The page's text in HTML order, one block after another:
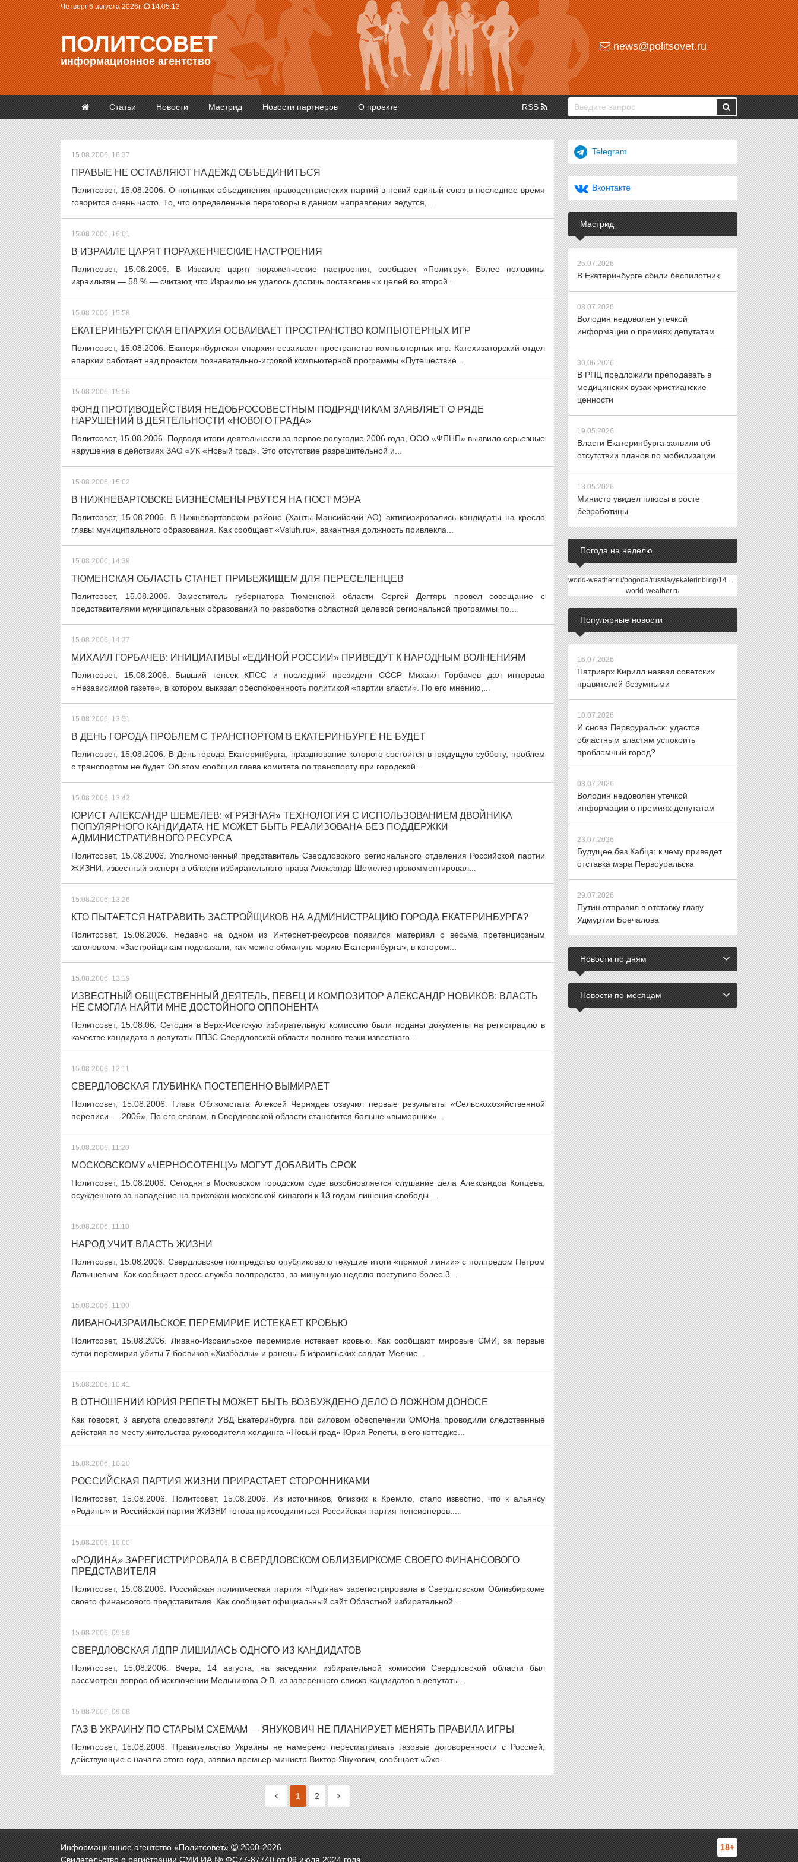
Четверг 6 августа 2026г. 14:05:14
ПОЛИТСОВЕТ
информационное агентство
news@politsovet.ru
Статьи Новости Мастрид Новости партнеров О проекте RSS
15.08.2006, 16:37
ПРАВЫЕ НЕ ОСТАВЛЯЮТ НАДЕЖД ОБЪЕДИНИТЬСЯ
Политсовет, 15.08.2006. О попытках объединения правоцентристских партий в некий единый союз в последнее время
говорится очень часто. То, что определенные переговоры в данном направлении ведутся,...
15.08.2006, 16:01
В ИЗРАИЛЕ ЦАРЯТ ПОРАЖЕНЧЕСКИЕ НАСТРОЕНИЯ
Политсовет, 15.08.2006. В Израиле царят пораженческие настроения, сообщает «Полит.ру». Более половины
израильтян — 58 % — считают, что Израилю не удалось достичь поставленных целей во второй...
15.08.2006, 15:58
ЕКАТЕРИНБУРГСКАЯ ЕПАРХИЯ ОСВАИВАЕТ ПРОСТРАНСТВО КОМПЬЮТЕРНЫХ ИГР
Политсовет, 15.08.2006. Екатеринбургская епархия осваивает пространство компьютерных игр. Катехизаторский отдел
епархии работает над проектом познавательно-игровой компьютерной программы «Путешествие...
15.08.2006, 15:56
ФОНД ПРОТИВОДЕЙСТВИЯ НЕДОБРОСОВЕСТНЫМ ПОДРЯДЧИКАМ ЗАЯВЛЯЕТ О РЯДЕ
НАРУШЕНИЙ В ДЕЯТЕЛЬНОСТИ «НОВОГО ГРАДА»
Политсовет, 15.08.2006. Подводя итоги деятельности за первое полугодие 2006 года, ООО «ФПНП» выявило серьезные
нарушения в действиях ЗАО «УК «Новый град». Это отсутствие разрешительной и...
15.08.2006, 15:02
В НИЖНЕВАРТОВСКЕ БИЗНЕСМЕНЫ РВУТСЯ НА ПОСТ МЭРА
Политсовет, 15.08.2006. В Нижневартовском районе (Ханты-Мансийский АО) активизировались кандидаты на кресло
главы муниципального образования. Как сообщает «Vsluh.ru», вакантная должность привлекла...
15.08.2006, 14:39
ТЮМЕНСКАЯ ОБЛАСТЬ СТАНЕТ ПРИБЕЖИЩЕМ ДЛЯ ПЕРЕСЕЛЕНЦЕВ
Политсовет, 15.08.2006. Заместитель губернатора Тюменской области Сергей Дегтярь провел совещание с
представителями муниципальных образований по разработке областной целевой региональной программы по...
15.08.2006, 14:27
МИХАИЛ ГОРБАЧЕВ: ИНИЦИАТИВЫ «ЕДИНОЙ РОССИИ» ПРИВЕДУТ К НАРОДНЫМ ВОЛНЕНИЯМ
Политсовет, 15.08.2006. Бывший генсек КПСС и последний президент СССР Михаил Горбачев дал интервью
«Независимой газете», в котором выказал обеспокоенность политикой «партии власти». По его мнению,...
15.08.2006, 13:51
В ДЕНЬ ГОРОДА ПРОБЛЕМ С ТРАНСПОРТОМ В ЕКАТЕРИНБУРГЕ НЕ БУДЕТ
Политсовет, 15.08.2006. В День города Екатеринбурга, празднование которого состоится в грядущую субботу, проблем
с транспортом не будет. Об этом сообщил глава комитета по транспорту при городской...
15.08.2006, 13:42
ЮРИСТ АЛЕКСАНДР ШЕМЕЛЕВ: «ГРЯЗНАЯ» ТЕХНОЛОГИЯ С ИСПОЛЬЗОВАНИЕМ ДВОЙНИКА
ПОПУЛЯРНОГО КАНДИДАТА НЕ МОЖЕТ БЫТЬ РЕАЛИЗОВАНА БЕЗ ПОДДЕРЖКИ
АДМИНИСТРАТИВНОГО РЕСУРСА
Политсовет, 15.08.2006. Уполномоченный представитель Свердловского регионального отделения Российской партии
ЖИЗНИ, известный эксперт в области избирательного права Александр Шемелев прокомментировал...
15.08.2006, 13:26
КТО ПЫТАЕТСЯ НАТРАВИТЬ ЗАСТРОЙЩИКОВ НА АДМИНИСТРАЦИЮ ГОРОДА ЕКАТЕРИНБУРГА?
Политсовет, 15.08.2006. Недавно на одном из Интернет-ресурсов появился материал с весьма претенциозным
заголовком: «Застройщикам подсказали, как можно обмануть мэрию Екатеринбурга», в котором...
15.08.2006, 13:19
ИЗВЕСТНЫЙ ОБЩЕСТВЕННЫЙ ДЕЯТЕЛЬ, ПЕВЕЦ И КОМПОЗИТОР АЛЕКСАНДР НОВИКОВ: ВЛАСТЬ
НЕ СМОГЛА НАЙТИ МНЕ ДОСТОЙНОГО ОППОНЕНТА
Политсовет, 15.08.06. Сегодня в Верх-Исетскую избирательную комиссию были поданы документы на регистрацию в
качестве кандидата в депутаты ППЗС Свердловской области полного тезки известного...
15.08.2006, 12:11
СВЕРДЛОВСКАЯ ГЛУБИНКА ПОСТЕПЕННО ВЫМИРАЕТ
Политсовет, 15.08.2006. Глава Облкомстата Алексей Чернядев озвучил первые результаты «Сельскохозяйственной
переписи — 2006». По его словам, в Свердловской области становится больше «вымерших»...
15.08.2006, 11:20
МОСКОВСКОМУ «ЧЕРНОСОТЕНЦУ» МОГУТ ДОБАВИТЬ СРОК
Политсовет, 15.08.2006. Сегодня в Московском городском суде возобновляется слушание дела Александра Копцева,
осужденного за нападение на прихожан московской синагоги к 13 годам лишения свободы....
15.08.2006, 11:10
НАРОД УЧИТ ВЛАСТЬ ЖИЗНИ
Политсовет, 15.08.2006. Свердловское полпредство опубликовало текущие итоги «прямой линии» с полпредом Петром
Латышевым. Как сообщает пресс-служба полпредства, за минувшую неделю поступило более 3...
15.08.2006, 11:00
ЛИВАНО-ИЗРАИЛЬСКОЕ ПЕРЕМИРИЕ ИСТЕКАЕТ КРОВЬЮ
Политсовет, 15.08.2006. Ливано-Израильское перемирие истекает кровью. Как сообщают мировые СМИ, за первые
сутки перемирия убиты 7 боевиков «Хизболлы» и ранены 5 израильских солдат. Мелкие...
15.08.2006, 10:41
В ОТНОШЕНИИ ЮРИЯ РЕПЕТЫ МОЖЕТ БЫТЬ ВОЗБУЖДЕНО ДЕЛО О ЛОЖНОМ ДОНОСЕ
Как говорят, 3 августа следователи УВД Екатеринбурга при силовом обеспечении ОМОНа проводили следственные
действия по месту жительства руководителя холдинга «Новый град» Юрия Репеты, в его коттедже...
15.08.2006, 10:20
РОССИЙСКАЯ ПАРТИЯ ЖИЗНИ ПРИРАСТАЕТ СТОРОННИКАМИ
Политсовет, 15.08.2006. Политсовет, 15.08.2006. Из источников, близких к Кремлю, стало известно, что к альянсу
«Родины» и Российской партии ЖИЗНИ готова присоединиться Российская партия пенсионеров....
15.08.2006, 10:00
«РОДИНА» ЗАРЕГИСТРИРОВАЛА В СВЕРДЛОВСКОМ ОБЛИЗБИРКОМЕ СВОЕГО ФИНАНСОВОГО
ПРЕДСТАВИТЕЛЯ
Политсовет, 15.08.2006. Российская политическая партия «Родина» зарегистрировала в Свердловском Облизбиркоме
своего финансового представителя. Как сообщает официальный сайт Областной избирательной...
15.08.2006, 09:58
СВЕРДЛОВСКАЯ ЛДПР ЛИШИЛАСЬ ОДНОГО ИЗ КАНДИДАТОВ
Политсовет, 15.08.2006. Вчера, 14 августа, на заседании избирательной комиссии Свердловской области был
рассмотрен вопрос об исключении Мельникова Э.В. из заверенного списка кандидатов в депутаты...
15.08.2006, 09:08
ГАЗ В УКРАИНУ ПО СТАРЫМ СХЕМАМ — ЯНУКОВИЧ НЕ ПЛАНИРУЕТ МЕНЯТЬ ПРАВИЛА ИГРЫ
Политсовет, 15.08.2006. Правительство Украины не намерено пересматривать газовые договоренности с Россией,
действующие с начала этого года, заявил премьер-министр Виктор Янукович, сообщает «Эхо...
1 2
Telegram
Вконтакте
Мастрид
25.07.2026
В Екатеринбурге сбили беспилотник
08.07.2026
Володин недоволен утечкой
информации о премиях депутатам
30.06.2026
В РПЦ предложили преподавать в
медицинских вузах христианские
ценности
19.05.2026
Власти Екатеринбурга заявили об
отсутствии планов по мобилизации
18.05.2026
Министр увидел плюсы в росте
безработицы
Погода на неделю
world-weather.ru/pogoda/russia/yekaterinburg/14days/
world-weather.ru
Популярные новости
16.07.2026
Патриарх Кирилл назвал советских
правителей безумными
10.07.2026
И снова Первоуральск: удастся
областным властям успокоить
проблемный город?
08.07.2026
Володин недоволен утечкой
информации о премиях депутатам
23.07.2026
Будущее без Кабца: к чему приведет
отставка мэра Первоуральска
29.07.2026
Путин отправил в отставку главу
Удмуртии Бречалова
Новости по дням
Новости по месяцам
Информационное агентство «Политсовет» 2000-2026
Свидетельство о регистрации СМИ ИА № ФС77-87740 от 09 июля 2024 года.
18+